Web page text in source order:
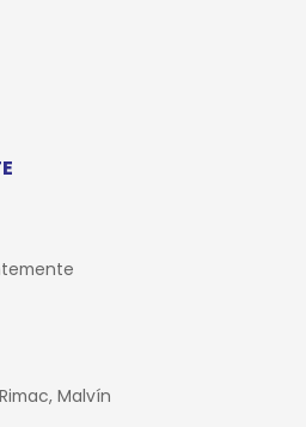
Malvín